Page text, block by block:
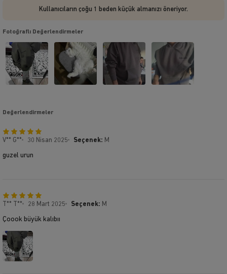
Kullanıcıların çoğu 1 beden küçük almanızı öneriyor.
Fotoğraflı Değerlendirmeler
Değerlendirmeler
V** G** 30 Nisan 2025 Seçenek: M
guzel urun
T** T** 28 Mart 2025 Seçenek: M
Çoook büyük kalıbıı